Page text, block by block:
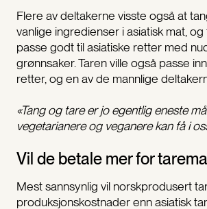
Flere av deltakerne visste også at
vanlige ingredienser i asiatisk mat,
passe godt til asiatiske retter med
grønnsaker. Taren ville også passe
retter, og en av de mannlige
«Tang og tare er jo egentlig eneste
vegetarianere og veganere kan få i
Vil de betale mer for
Mest sannsynlig vil norskprodusert
produksjonskostnader enn asiatisk